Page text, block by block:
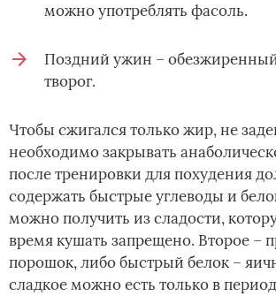
можно употреблять фасоль.
Поздний ужин –
творог.
Чтобы сжигался только жир, не
необходимо закрывать
после тренировки для похудения
содержать быстрые углеводы и
можно получить из сладости,
время кушать запрещено. Второе –
порошок, либо быстрый белок –
сладкое можно есть только в период